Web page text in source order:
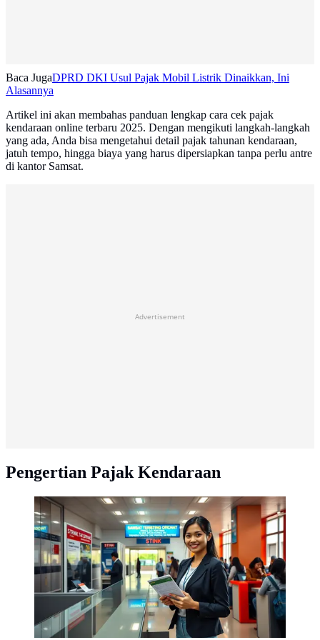
Baca JugaDPRD DKI Usul Pajak Mobil Listrik Dinaikkan, Ini
Alasannya
Artikel ini akan membahas panduan lengkap cara cek pajak
kendaraan online terbaru 2025. Dengan mengikuti langkah-langkah
yang ada, Anda bisa mengetahui detail pajak tahunan kendaraan,
jatuh tempo, hingga biaya yang harus dipersiapkan tanpa perlu antre
di kantor Samsat.
Advertisement
Pengertian Pajak Kendaraan
cara melihat biaya pajak motor di stnk ©Ilustrasi dibuat
AI